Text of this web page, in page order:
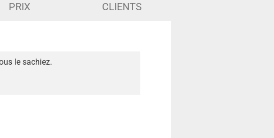
PRIX
CLIENTS
le sachiez.